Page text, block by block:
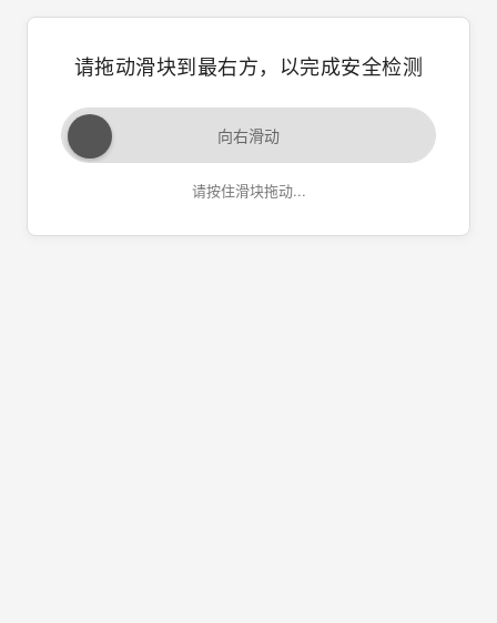
请拖动滑块到最右方，以完成安全检测
向右滑动
请按住滑块拖动...